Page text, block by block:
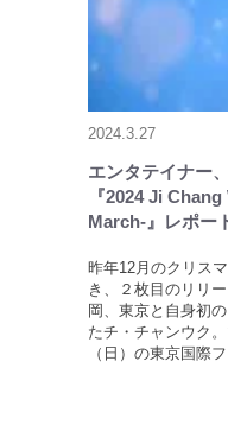
2024.3.27
エンタテイナー
『2024 Ji
March-』レポー
昨年12月のクリス
き、２枚目のリリ
岡、東京と自身初
たチ・チャンウク
（日）の東京国際